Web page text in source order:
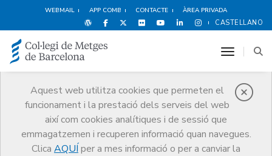
WEBMAIL APP COMB CONTACTE ÀREA PRIVADA
CASTELLANO
Aquest web utilitza cookies que permeten el
funcionament i la prestació dels serveis del web
així com cookies analítiques i de sessió que
emmagatzemen i recuperen informació quan navegues.
Clica AQUÍ per a mes informació o per a canviar la
toggle
Premis
Premis Guardonat Edició 2025